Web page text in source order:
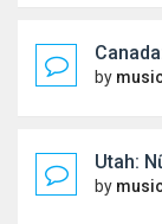
by
Utah:
by